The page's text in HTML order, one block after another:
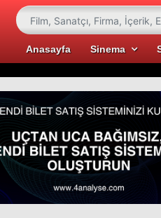
Anasayfa Sinema